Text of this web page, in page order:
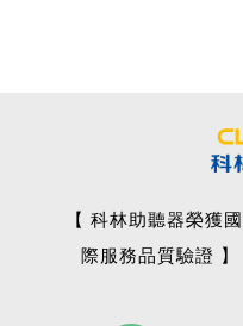
【 科林助聽器榮獲
際服務品質驗證